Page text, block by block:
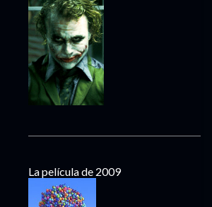
La película de 2009